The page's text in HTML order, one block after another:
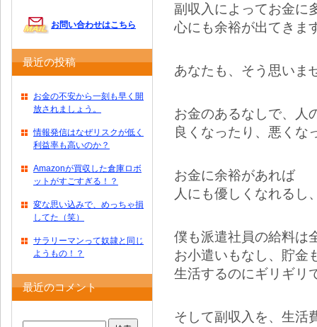
副収入によってお金に
心にも余裕が出てきま
あなたも、そう思いま
お金のあるなしで、人
良くなったり、悪くな
お金に余裕があれば
人にも優しくなれるし
僕も派遣社員の給料は
お小遣いもなし、貯金
生活するのにギリギリ
そして副収入を、生活
お問い合わせはこちら
最近の投稿
お金の不安から一刻も早く開
放されましょう。
情報発信はなぜリスクが低く
利益率も高いのか？
Amazonが買収した倉庫ロボ
ットがすごすぎる！？
変な思い込みで、めっちゃ損
してた（笑）
サラリーマンって奴隷と同じ
ようもの！？
最近のコメント